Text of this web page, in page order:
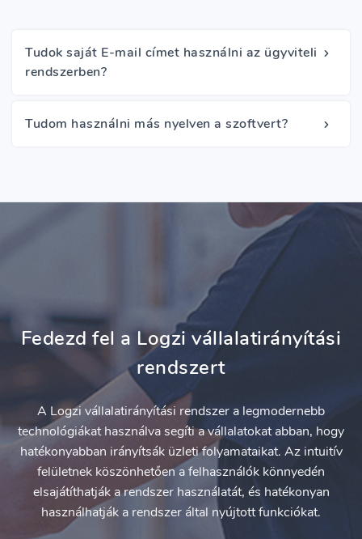
Tudok saját E-mail címet használni az ügyviteli
rendszerben?
Tudom használni más nyelven a szoftvert?
Fedezd fel a Logzi vállalatirányítási
rendszert
A Logzi vállalatirányítási rendszer a legmodernebb
technológiákat használva segíti a vállalatokat abban, hogy
hatékonyabban irányítsák üzleti folyamataikat. Az intuitív
felületnek köszönhetően a felhasználók könnyedén
elsajátíthatják a rendszer használatát, és hatékonyan
használhatják a rendszer által nyújtott funkciókat.